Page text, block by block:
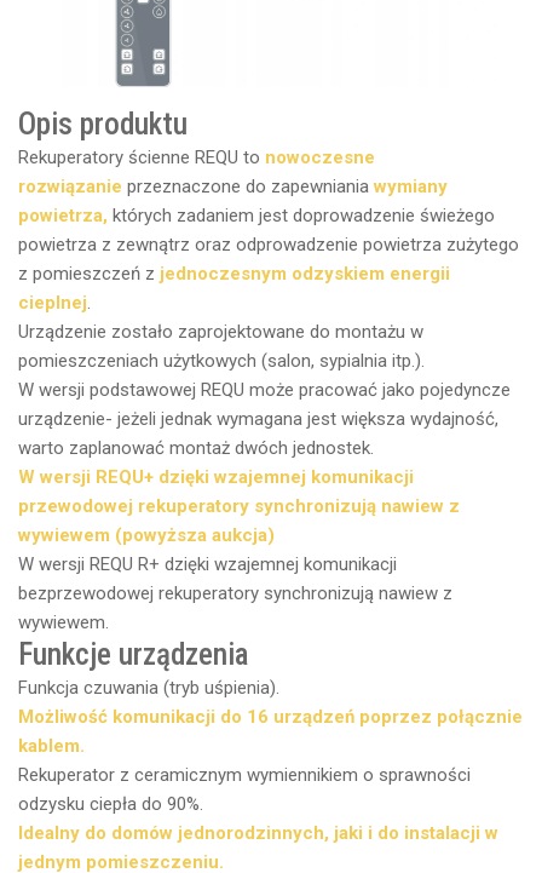
Opis produktu
Rekuperatory ścienne REQU to nowoczesne
rozwiązanie przeznaczone do zapewnianiawymiany
powietrza, których zadaniem jest doprowadzenie świeżego
powietrza z zewnątrz oraz odprowadzenie powietrza zużytego
z pomieszczeń z jednoczesnym odzyskiem energii
cieplnej.
Urządzenie zostało zaprojektowane do montażu w
pomieszczeniach użytkowych (salon, sypialnia itp.).
W wersji podstawowej REQU może pracować jako pojedyncze
urządzenie- jeżeli jednak wymagana jest większa wydajność,
warto zaplanować montaż dwóch jednostek.
W wersji REQU+ dzięki wzajemnej komunikacji
przewodowej rekuperatory synchronizują nawiew z
wywiewem (powyższa aukcja)
W wersji REQU R+ dzięki wzajemnej komunikacji
bezprzewodowej rekuperatory synchronizują nawiew z
wywiewem.
Funkcje urządzenia
Funkcja czuwania (tryb uśpienia).
Możliwość komunikacji do 16 urządzeń poprzez połącznie
kablem.
Rekuperator z ceramicznym wymiennikiem o sprawności
odzysku ciepła do 90%.
Idealny do domów jednorodzinnych, jaki i do instalacji w
jednym pomieszczeniu.